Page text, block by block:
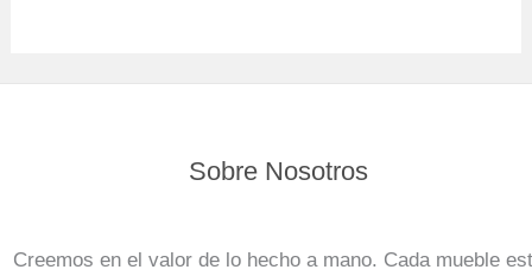
Sobre Nosotros
Creemos en el valor de lo hecho a mano. Cada mueble